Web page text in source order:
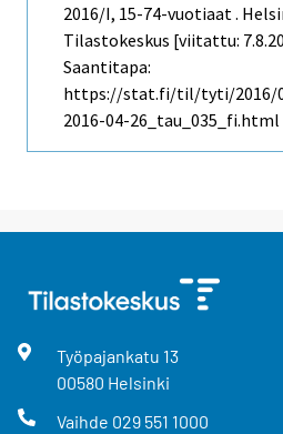
2016/I, 15-74-vuotiaat .
Tilastokeskus [viitattu:
Saantitapa:
https://stat.fi/til/tyti/2016/
2016-04-26_tau_035_fi.html
Työpajankatu 13
00580 Helsinki
Vaihde 029 551 1000